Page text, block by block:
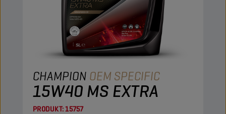
CHAMPION OEM SPECIFIC
15W40 MS EXTRA
PRODUKT:15757